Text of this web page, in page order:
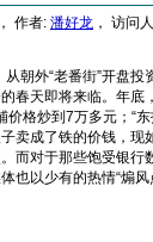
作者: 潘好龙 ， 访问
外“老番街”开盘投
春天即将来临。年底
格炒到7万多元；“
卖成了铁的价钱，现
而对于那些饱受银行
也以少有的热情“煽